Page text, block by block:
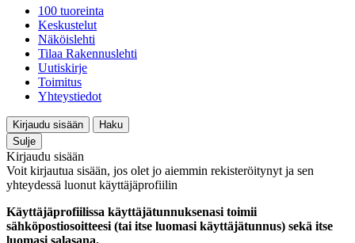
100 tuoreinta
Keskustelut
Näköislehti
Tilaa Rakennuslehti
Uutiskirje
Toimitus
Yhteystiedot
Kirjaudu sisään
Haku
Sulje
Kirjaudu sisään
Voit kirjautua sisään, jos olet jo aiemmin rekisteröitynyt ja sen
yhteydessä luonut käyttäjäprofiilin
Käyttäjäprofiilissa käyttäjätunnuksenasi toimii
sähköpostiosoitteesi (tai itse luomasi käyttäjätunnus) sekä itse
luomasi salasana.